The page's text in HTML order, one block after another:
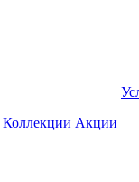
Коллекции Акции